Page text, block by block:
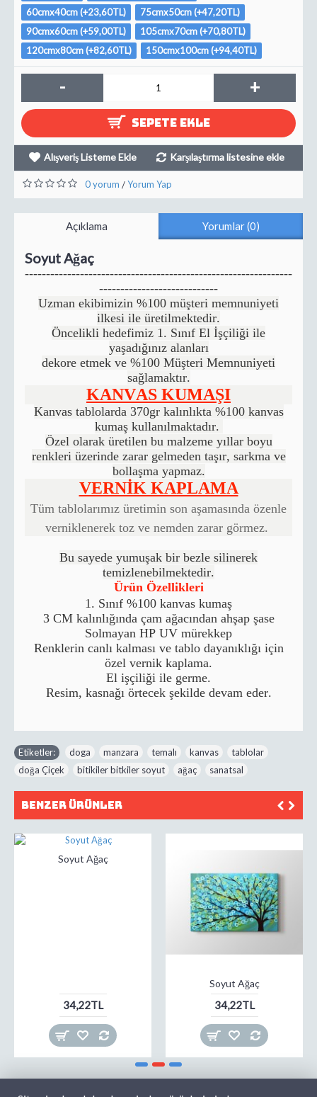
60cmx40cm (+23,60TL)
75cmx50cm (+47,20TL)
90cmx60cm (+59,00TL)
105cmx70cm (+70,80TL)
120cmx80cm (+82,60TL)
150cmx100cm (+94,40TL)
- +
SEPETE EKLE
Alışveriş Listeme Ekle Karşılaştırma listesine ekle
0 yorum /Yorum Yap
Açıklama Yorumlar (0)
Soyut Ağaç
---------------------------------------------------------------
----------------------------
Uzman ekibimizin %100 müşteri memnuniyeti
ilkesi ile üretilmektedir.
Öncelikli hedefimiz 1. Sınıf El İşçiliği ile
yaşadığınız alanları
dekore etmek ve %100 Müşteri Memnuniyeti
sağlamaktır.
KANVAS KUMAŞI
Kanvas tablolarda 370gr kalınlıkta %100 kanvas
kumaş kullanılmaktadır.
Özel olarak üretilen bu malzeme yıllar boyu
renkleri üzerinde zarar gelmeden taşır, sarkma ve
bollaşma yapmaz.
VERNİK KAPLAMA
Tüm tablolarımız üretimin son aşamasında özenle
verniklenerek toz ve nemden zarar görmez.
Bu sayede yumuşak bir bezle silinerek
temizlenebilmektedir.
Ürün Özellikleri
1. Sınıf %100 kanvas kumaş
3 CM kalınlığında çam ağacından ahşap şase
Solmayan HP UV mürekkep
Renklerin canlı kalması ve tablo dayanıklığı için
özel vernik kaplama.
El işçiliği ile germe.
Resim, kasnağı örtecek şekilde devam eder.
Etiketler: doga manzara temalı kanvas tablolar
doğa Çiçek
bitikiler bitkiler soyut ağaç sanatsal
Benzer Ürünler
Soyut Ağaç
34,22TL
Soyut Ağaç
34,22TL